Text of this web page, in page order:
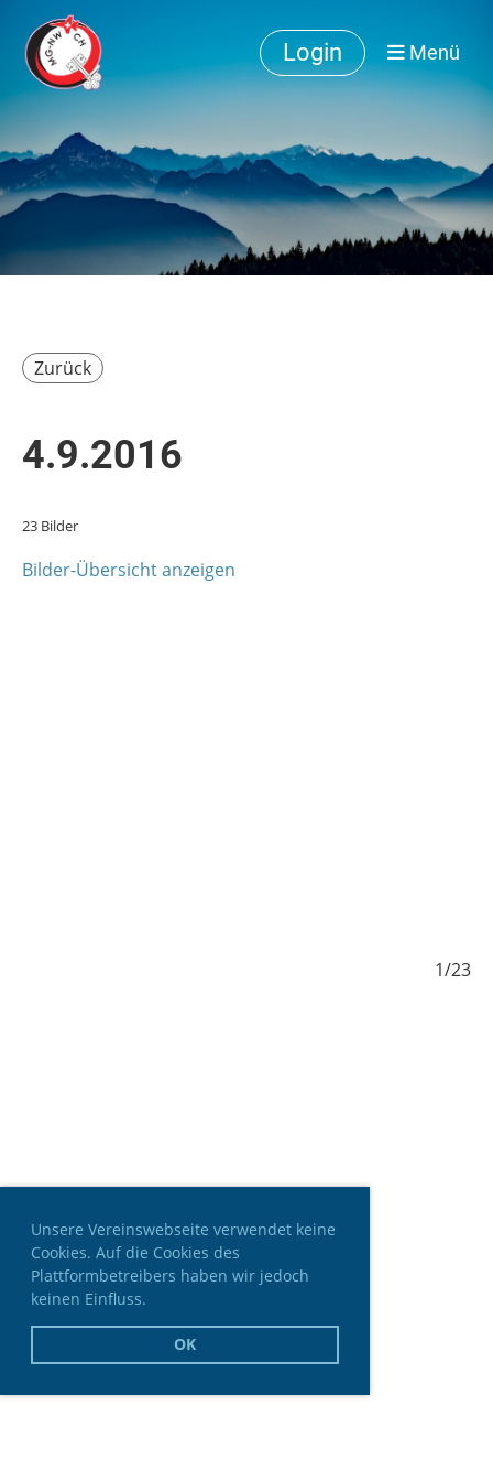
Unsere Vereinswebseite verwendet keine
Cookies. Auf die Cookies des
Plattformbetreibers haben wir jedoch
keinen Einfluss.
OK
Login Menü
Zurück
4.9.2016
23 Bilder
Bilder-Übersicht anzeigen
1/23